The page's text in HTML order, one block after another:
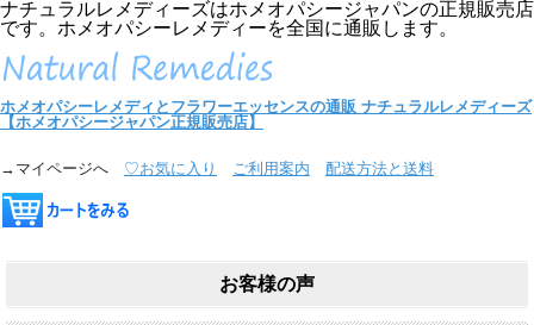
ナチュラルレメディーズはホメオパシージャパンの正規販売店
です。ホメオパシーレメディーを全国に通販します。
ホメオパシーレメディとフラワーエッセンスの通販 ナチュラルレメディーズ
【ホメオパシージャパン正規販売店】
→マイページへ ♡お気に入り ご利用案内 配送方法と送料
お客様の声